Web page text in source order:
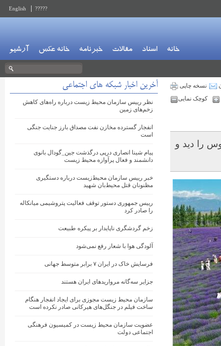
?????
English
خانه اسناد مقالات خبرنامه خانه عکس آرشیو
نسخه چاپی
کوچک نمایی
را دید و
آخرین اخبار شبکه های اجتماعی
نظر رییس سازمان محیط زیست درباره راه‌های کاهش
زخم‌های زمین
انفجار گسترده مخازن نفت مصداق بارز جنایت جنگی
است
پیام شینا انصاری درپی درگذشت ‎جین_گودال بانوی
دانشمند و فعال پرآوازه محیط زیست
خبر رییس سازمان محیط‌زیست درباره دستگیری
مظنونان قتل محیط‌بان شهید
رییس جمهوری دستور توقف فعالیت ‎پتروشیمی میانکاله
را صادر کرد
زخم گردشگری ناپایدار بر پیکره طبیعت
آلودگی هوا با شعار رفع نمی‌شود
فرسایش خاک در ایران ۷ برابر متوسط جهانی
جزایر سه‌گانه مرواریدهای ایران هستند
سازمان محیط زیست مجوزی برای ایجاد انفجار هنگام
ساخت فیلم در جنگل‌های هیرکانی صادر نکرده است
عضویت سازمان محیط زیست در کمیسیون فرهنگی
اجتماعی دولت